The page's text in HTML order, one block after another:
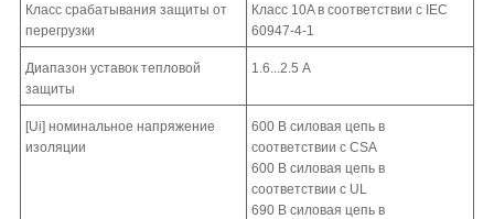
Класс срабатывания защиты от
перегрузки
Класс 10A в соответствии с IEC
60947-4-1
Диапазон уставок тепловой
защиты
1.6...2.5 А
[Ui] номинальное напряжение
изоляции
600 В силовая цепь в
соответствии с CSA
600 В силовая цепь в
соответствии с UL
690 В силовая цепь в